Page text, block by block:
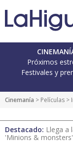
Próximos
Festivales y
Cinemanía > Películas >
Destacado: Llega a
'Minions & monsters'